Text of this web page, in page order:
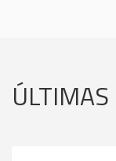
ÚLTIMAS